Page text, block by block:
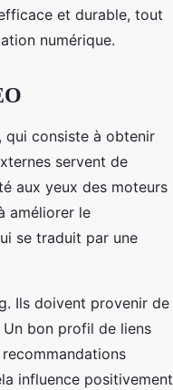
et durable, tout
numérique.
qui consiste à obtenir
servent de
aux yeux des moteurs
améliorer le
se traduit par une
Ils doivent provenir de
bon profil de liens
influence positivement